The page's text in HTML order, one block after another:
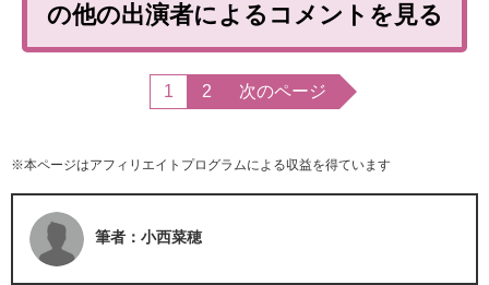
の他の出演者によるコメントを見る
1 2 次のページ
※本ページはアフィリエイトプログラムによる収益を得ています
筆者：小西菜穂